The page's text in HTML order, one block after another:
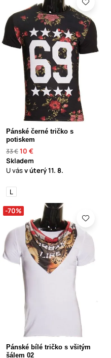
Pánské černé tričko s
potiskem
33 €10 €
Skladem
U vásv úterý11. 8.
L
-70%
Pánské bílé tričko s všitým
šálem 02